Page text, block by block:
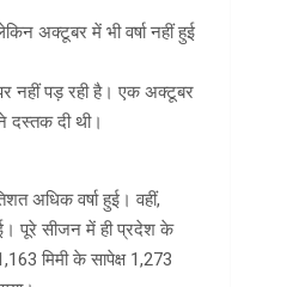
अक्टूबर में भी वर्षा नहीं हुई
नहीं पड़ रही है। एक अक्टूबर
दस्तक दी थी।
अधिक वर्षा हुई। वहीं,
पूरे सीजन में ही प्रदेश के
मिमी के सापेक्ष 1,273